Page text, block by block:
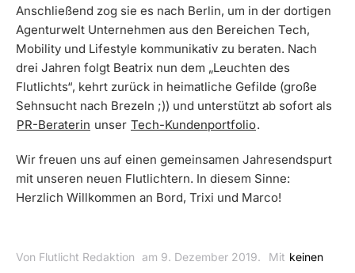
Anschließend zog sie es nach Berlin, um in der dortigen
Agenturwelt Unternehmen aus den Bereichen Tech,
Mobility und Lifestyle kommunikativ zu beraten. Nach
drei Jahren folgt Beatrix nun dem „Leuchten des
Flutlichts“, kehrt zurück in heimatliche Gefilde (große
Sehnsucht nach Brezeln ;)) und unterstützt ab sofort als
PR-Beraterin unser Tech-Kundenportfolio.
Wir freuen uns auf einen gemeinsamen Jahresendspurt
mit unseren neuen Flutlichtern. In diesem Sinne:
Herzlich Willkommen an Bord, Trixi und Marco!
Von Flutlicht Redaktion am 9. Dezember 2019. Mit keinen